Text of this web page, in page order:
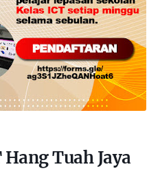
Tuah Jaya